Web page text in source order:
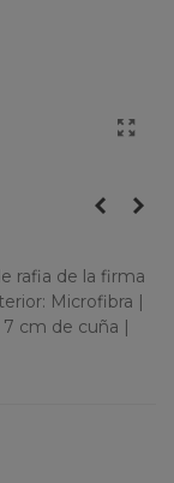
rafia de la firma
Microfibra |
7 cm de cuña |